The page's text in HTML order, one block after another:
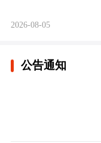
2026-08-05
公告通知